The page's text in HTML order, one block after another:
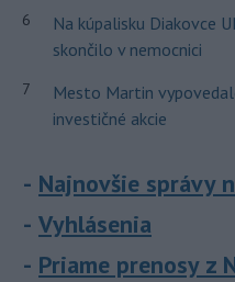
6
Na kúpalisku Diakovce
skončilo v nemocnici
7
Mesto Martin
investičné akcie
Najnovšie správy
Vyhlásenia
Priame prenosy z